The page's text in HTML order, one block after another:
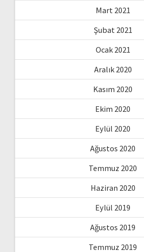
Mart 2021
Şubat 2021
Ocak 2021
Aralık 2020
Kasım 2020
Ekim 2020
Eylül 2020
Ağustos 2020
Temmuz 2020
Haziran 2020
Eylül 2019
Ağustos 2019
Temmuz 2019